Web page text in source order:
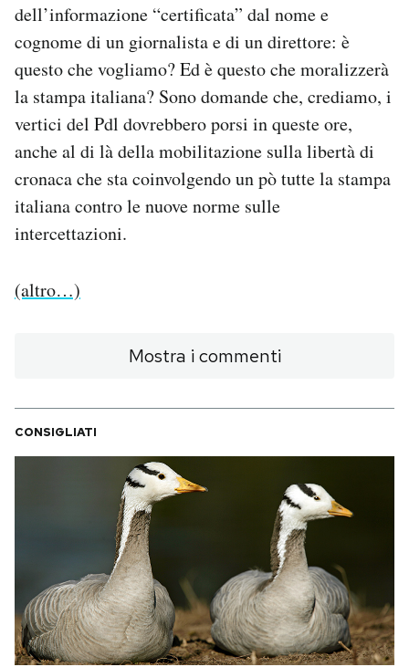
Area Personale
Newsletter
Notifiche mobile
Regala il Post
Hai bisogno di aiuto?
Esci
dell’informazione “certificata” dal nome e
cognome di un giornalista e di un direttore: è
questo che vogliamo? Ed è questo che moralizzerà
la stampa italiana? Sono domande che, crediamo, i
vertici del Pdl dovrebbero porsi in queste ore,
anche al di là della mobilitazione sulla libertà di
cronaca che sta coinvolgendo un pò tutte la stampa
italiana contro le nuove norme sulle
intercettazioni.
(altro…)
Mostra i commenti
CONSIGLIATI